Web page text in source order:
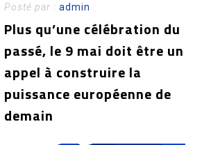
Posté par :admin
Plus qu’une célébration du
passé, le 9 mai doit être un
appel à construire la
puissance européenne de
demain